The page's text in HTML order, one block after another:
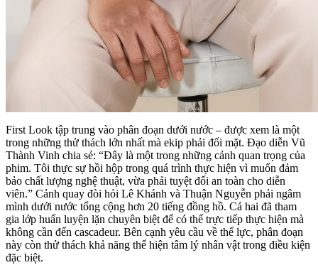
First Look tập trung vào phân đoạn dưới nước – được xem là một
trong những thử thách lớn nhất mà ekip phải đối mặt. Đạo diễn Vũ
Thành Vinh chia sẻ: “Đây là một trong những cảnh quan trọng của
phim. Tôi thực sự hồi hộp trong quá trình thực hiện vì muốn đảm
bảo chất lượng nghệ thuật, vừa phải tuyệt đối an toàn cho diễn
viên.” Cảnh quay đòi hỏi Lê Khánh và Thuận Nguyễn phải ngâm
mình dưới nước tổng cộng hơn 20 tiếng đồng hồ. Cả hai đã tham
gia lớp huấn luyện lặn chuyên biệt để có thể trực tiếp thực hiện mà
không cần đến cascadeur. Bên cạnh yêu cầu về thể lực, phân đoạn
này còn thử thách khả năng thể hiện tâm lý nhân vật trong điều kiện
đặc biệt.